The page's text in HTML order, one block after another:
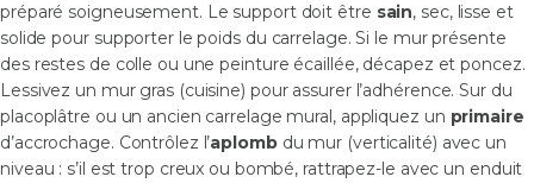
préparé soigneusement. Le support doit être sain, sec, lisse et
solide pour supporter le poids du carrelage. Si le mur présente
des restes de colle ou une peinture écaillée, décapez et poncez.
Lessivez un mur gras (cuisine) pour assurer l’adhérence. Sur du
placoplâtre ou un ancien carrelage mural, appliquez un primaire
d’accrochage. Contrôlez l’aplomb du mur (verticalité) avec un
niveau : s’il est trop creux ou bombé, rattrapez-le avec un enduit